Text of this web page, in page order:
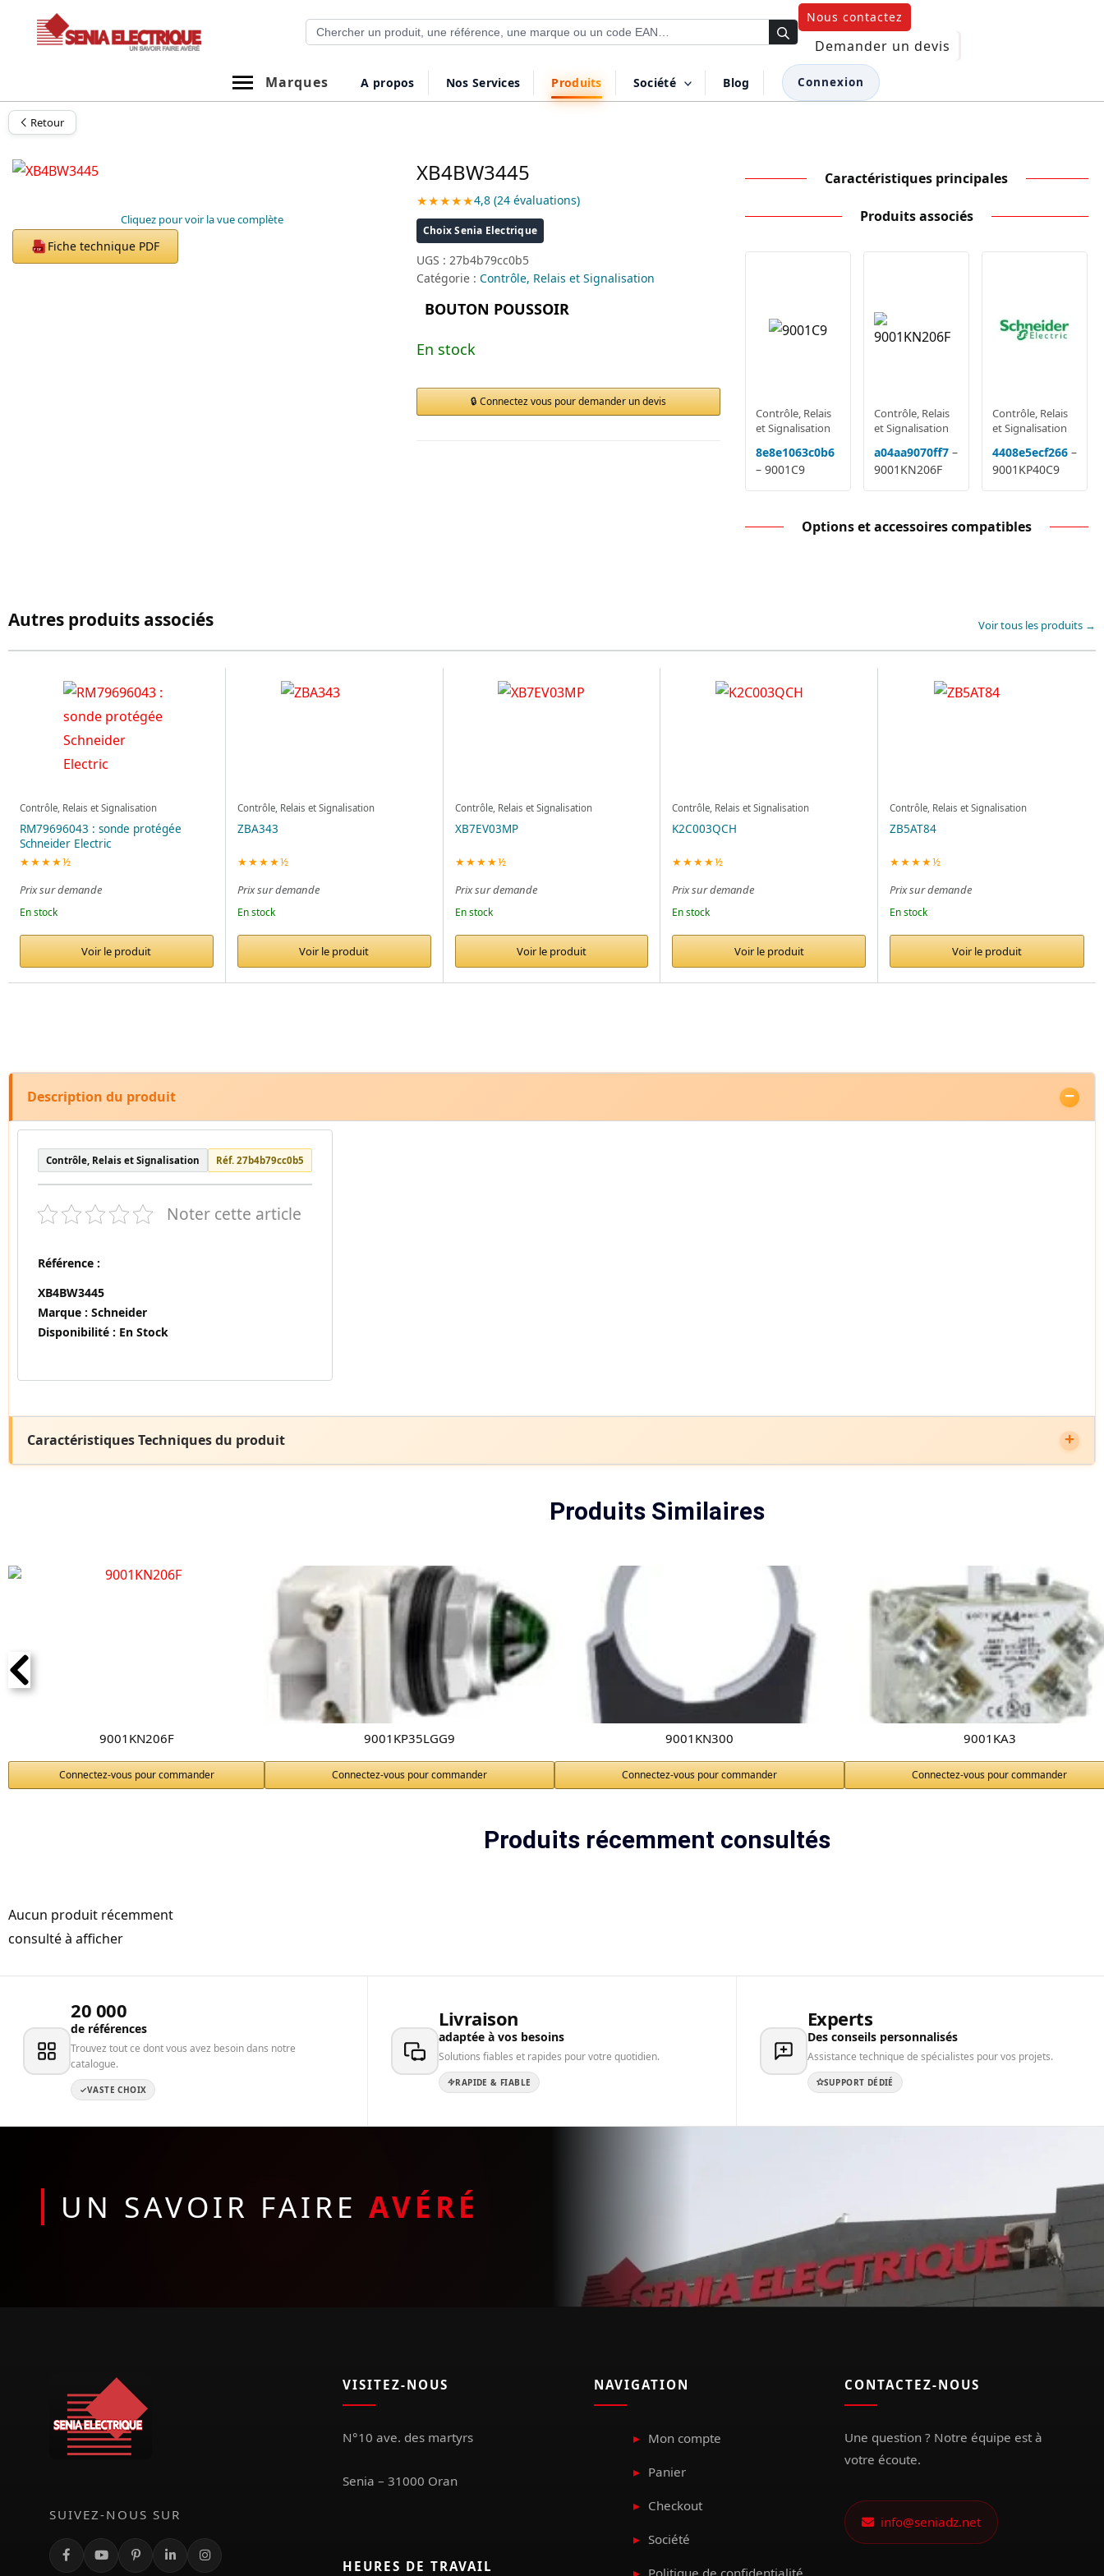
Recherche de produits
Nous contactez
Demander un devis
Marques
A propos Nos Services Produits Société Blog Connexion
Retour
Cliquez pour voir la vue complète
PDF Fiche technique PDF
XB4BW3445
★★★★★4,8 (24 évaluations)
Choix Senia Electrique
UGS : 27b4b79cc0b5
Catégorie : Contrôle, Relais et Signalisation
BOUTON POUSSOIR
En stock
Connectez vous pour demander un devis
Caractéristiques principales
Produits associés
Contrôle, Relais
et Signalisation
8e8e1063c0b6
– 9001C9
Contrôle, Relais
et Signalisation
a04aa9070ff7 –
9001KN206F
Contrôle, Relais
et Signalisation
4408e5ecf266 –
9001KP40C9
Options et accessoires compatibles
Autres produits associés Voir tous les produits →
Contrôle, Relais et Signalisation
RM79696043 : sonde protégée
Schneider Electric
★★★★½
Prix sur demande
En stock
Voir le produit
Contrôle, Relais et Signalisation
ZBA343
★★★★½
Prix sur demande
En stock
Voir le produit
Contrôle, Relais et Signalisation
XB7EV03MP
★★★★½
Prix sur demande
En stock
Voir le produit
Contrôle, Relais et Signalisation
K2C003QCH
★★★★½
Prix sur demande
En stock
Voir le produit
Contrôle, Relais et Signalisation
ZB5AT84
★★★★½
Prix sur demande
En stock
Voir le produit
Description du produit
Contrôle, Relais et Signalisation Réf. 27b4b79cc0b5
Noter cette article
Référence :
XB4BW3445
Marque : Schneider
Disponibilité : En Stock
Caractéristiques Techniques du produit
Produits Similaires
9001KN206F
Connectez-vous pour commander
9001KP35LGG9
Connectez-vous pour commander
9001KN300
Connectez-vous pour commander
9001KA3
Connectez-vous pour commander
Produits récemment consultés
Aucun produit récemment
consulté à afficher
20 000
de références
Trouvez tout ce dont vous avez besoin dans notre
catalogue.
VASTE CHOIX
Livraison
adaptée à vos besoins
Solutions fiables et rapides pour votre quotidien.
RAPIDE & FIABLE
Experts
Des conseils personnalisés
Assistance technique de spécialistes pour vos projets.
SUPPORT DÉDIÉ
UN SAVOIR FAIRE AVÉRÉ
SUIVEZ-NOUS SUR
VISITEZ-NOUS
N°10 ave. des martyrs
Senia – 31000 Oran
HEURES DE TRAVAIL
NAVIGATION
Mon compte
Panier
Checkout
Société
Politique de confidentialité
CONTACTEZ-NOUS
Une question ? Notre équipe est à
votre écoute.
info@seniadz.net